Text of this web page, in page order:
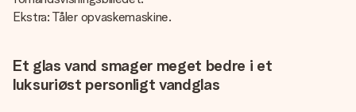
Ekstra: Tåler opvaskemaskine.
Et glas vand smager meget bedre i et
luksuriøst personligt vandglas